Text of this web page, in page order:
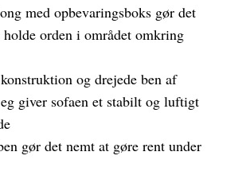
med opbevaringsboks gør det
holde orden i området omkring
og drejede ben af
giver sofaen et stabilt og luftigt
gør det nemt at gøre rent under